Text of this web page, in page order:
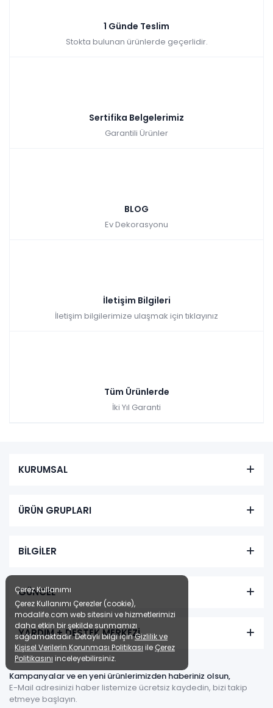
1 Günde Teslim
Stokta bulunan ürünlerde geçerlidir.
Sertifika Belgelerimiz
Garantili Ürünler
BLOG
Ev Dekorasyonu
İletişim Bilgileri
İletişim bilgilerimize ulaşmak için tıklayınız
Tüm Ürünlerde
İki Yıl Garanti
KURUMSAL
ÜRÜN GRUPLARI
BİLGİLER
GÜNCEL
YARDIM + DESTEK MERKEZİ
Kampanyalar ve en yeni ürünlerimizden haberiniz olsun,
E-Mail adresinizi haber listemize ücretsiz kaydedin, bizi takip
etmeye başlayın.
Çerez Kullanımı
Çerez Kullanımı Çerezler (cookie),
modalife.com web sitesini ve hizmetlerimizi
daha etkin bir şekilde sunmamızı
sağlamaktadır. Detaylı bilgi içinGizlilik ve
Kişisel Verilerin Korunması Politikası ile Çerez
Politikasını inceleyebilirsiniz.